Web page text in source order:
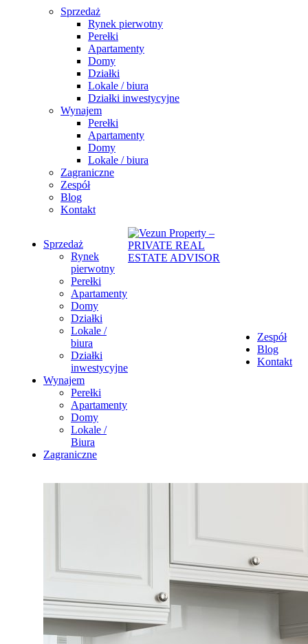
Sprzedaż
Rynek pierwotny
Perełki
Apartamenty
Domy
Działki
Lokale / biura
Działki inwestycyjne
Wynajem
Perełki
Apartamenty
Domy
Lokale / biura
Zagraniczne
Zespół
Blog
Kontakt
Sprzedaż
Rynek
pierwotny
Perełki
Apartamenty
Domy
Działki
Lokale /
biura
Działki
inwestycyjne
Wynajem
Perełki
Apartamenty
Domy
Lokale /
Biura
Zagraniczne
Zespół
Blog
Kontakt